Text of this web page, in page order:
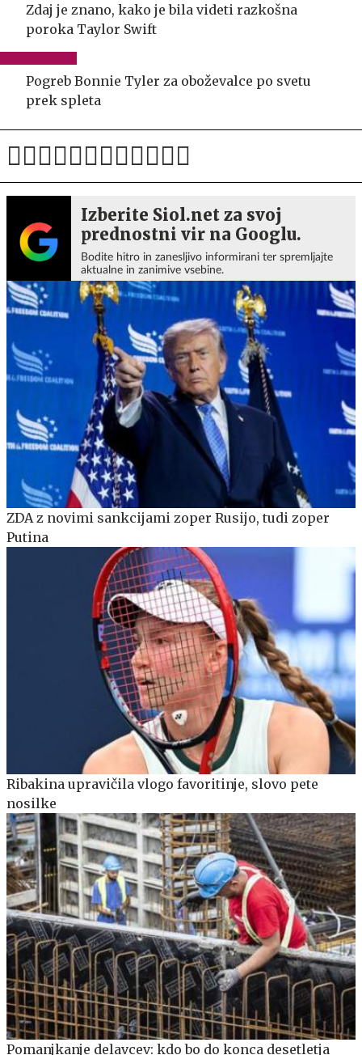
Zdaj je znano, kako je bila videti razkošna
poroka Taylor Swift
Pogreb Bonnie Tyler za oboževalce po svetu
prek spleta
Izberite Siol.net za svoj
prednostni vir na Googlu.
Bodite hitro in zanesljivo informirani ter spremljajte
aktualne in zanimive vsebine.
ZDA z novimi sankcijami zoper Rusijo, tudi zoper
Putina
Ribakina upravičila vlogo favoritinje, slovo pete
nosilke
Pomanjkanje delavcev: kdo bo do konca desetletja